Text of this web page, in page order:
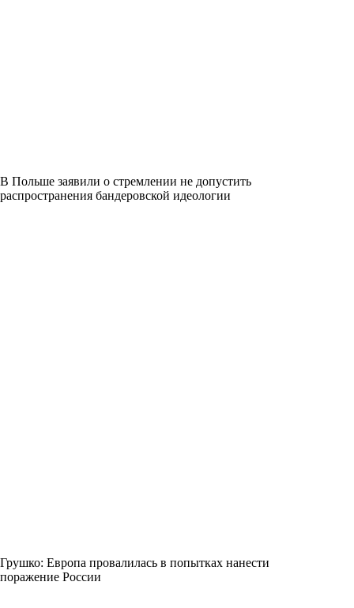
В Польше заявили о стремлении не допустить
распространения бандеровской идеологии
Грушко: Европа провалилась в попытках нанести
поражение России